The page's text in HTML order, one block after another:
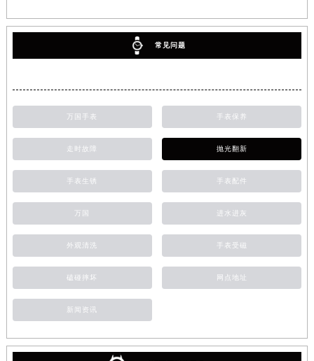
常见问题
万国手表 手表保养
走时故障 抛光翻新
手表生锈 手表配件
万国 进水进灰
外观清洗 手表受磁
磕碰摔坏 网点地址
新闻资讯